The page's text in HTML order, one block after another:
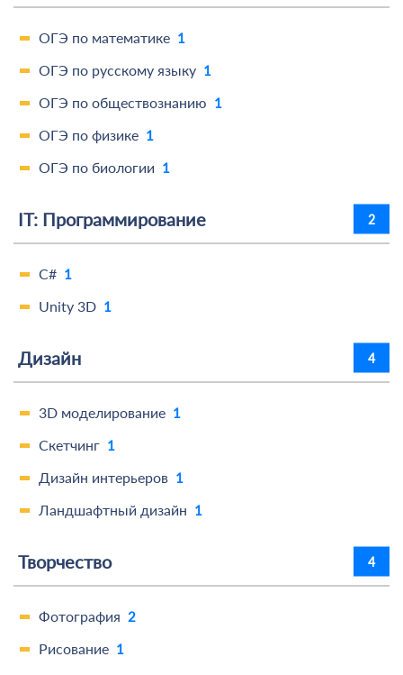
ОГЭ по математике 1
ОГЭ по русскому языку 1
ОГЭ по обществознанию 1
ОГЭ по физике 1
ОГЭ по биологии 1
IT: Программирование 2
C# 1
Unity 3D 1
Дизайн 4
3D моделирование 1
Скетчинг 1
Дизайн интерьеров 1
Ландшафтный дизайн 1
Творчество 4
Фотография 2
Рисование 1